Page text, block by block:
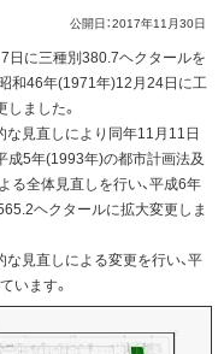
公開日：2017年11月30日
日に三種別380.7ヘクタールを
和46年(1971年)12月24日に工
ました。
な見直しにより同年11月11日
成5年(1993年)の都市計画法及
る全体見直しを行い、平成6年
ヘクタールに拡大変更しま
見直しによる変更を行い、平
います。